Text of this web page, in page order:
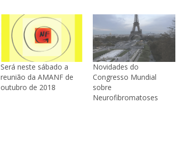
Será neste sábado a
reunião da AMANF de
outubro de 2018
Novidades do
Congresso Mundial
sobre
Neurofibromatoses